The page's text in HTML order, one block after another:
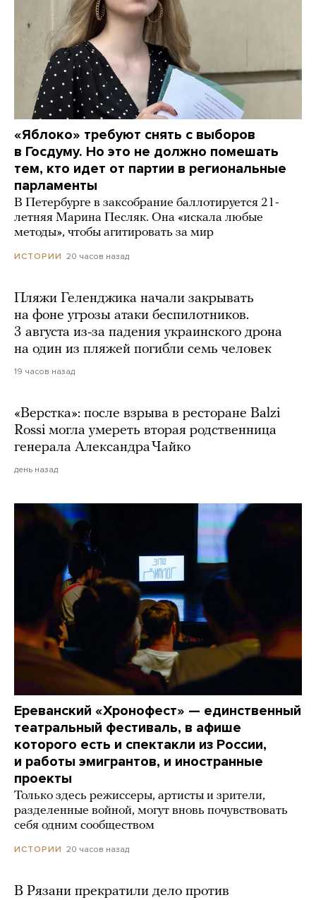
«Яблоко» требуют снять с выборов
в Госдуму. Но это не должно помешать
тем, кто идет от партии в региональные
парламенты
В Петербурге в заксобрание баллотируется 21-
летняя Марина Песляк. Она «искала любые
методы», чтобы агитировать за мир
ИСТОРИИ 20 часов назад
Пляжи Геленджика начали закрывать
на фоне угрозы атаки беспилотников.
3 августа из-за падения украинского дрона
на один из пляжей погибли семь человек
19 часов назад
«Верстка»: после взрыва в ресторане Balzi
Rossi могла умереть вторая родственница
генерала Александра Чайко
день назад
Ереванский «Хронофест» — единственный
театральный фестиваль, в афише
которого есть и спектакли из России,
и работы эмигрантов, и иностранные
проекты
Только здесь режиссеры, артисты и зрители,
разделенные войной, могут вновь почувствовать
себя одним сообществом
ИСТОРИИ 20 часов назад
В Рязани прекратили дело против